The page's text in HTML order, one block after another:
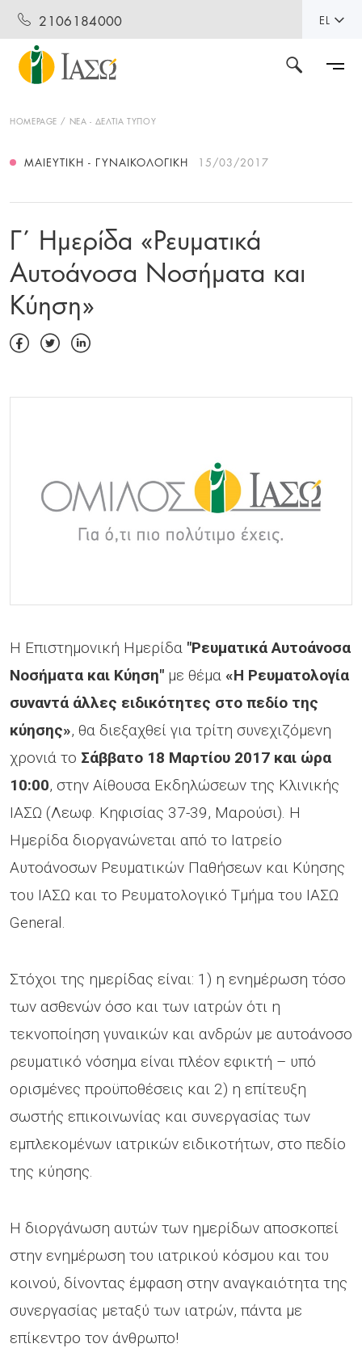
2106184000 EL
HOMEPAGE ΝΕΑ - ΔΕΛΤΙΑ ΤΥΠΟΥ
ΜΑΙΕΥΤΙΚΉ - ΓΥΝΑΙΚΟΛΟΓΙΚΉ 15/03/2017
Γ΄ Ημερίδα «Ρευματικά
Αυτοάνοσα Νοσήματα και
Κύηση»
Η Επιστημονική Ημερίδα "Ρευματικά Αυτοάνοσα
Νοσήματα και Κύηση" με θέμα «Η Ρευματολογία
συναντά άλλες ειδικότητες στο πεδίο της
κύησης», θα διεξαχθεί για τρίτη συνεχιζόμενη
χρονιά το Σάββατο 18 Μαρτίου 2017 και ώρα
10:00, στην Αίθουσα Εκδηλώσεων της Κλινικής
ΙΑΣΩ (Λεωφ. Κηφισίας 37-39, Μαρούσι). Η
Ημερίδα διοργανώνεται από το Ιατρείο
Αυτοάνοσων Ρευματικών Παθήσεων και Κύησης
του ΙΑΣΩ και το Ρευματολογικό Τμήμα του ΙΑΣΩ
General.
Στόχοι της ημερίδας είναι: 1) η ενημέρωση τόσο
των ασθενών όσο και των ιατρών ότι η
τεκνοποίηση γυναικών και ανδρών με αυτοάνοσο
ρευματικό νόσημα είναι πλέον εφικτή – υπό
ορισμένες προϋποθέσεις και 2) η επίτευξη
σωστής επικοινωνίας και συνεργασίας των
εμπλεκομένων ιατρικών ειδικοτήτων, στο πεδίο
της κύησης.
Η διοργάνωση αυτών των ημερίδων αποσκοπεί
στην ενημέρωση του ιατρικού κόσμου και του
κοινού, δίνοντας έμφαση στην αναγκαιότητα της
συνεργασίας μεταξύ των ιατρών, πάντα με
επίκεντρο τον άνθρωπο!